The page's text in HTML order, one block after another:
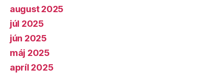
august 2025
júl 2025
jún 2025
máj 2025
apríl 2025